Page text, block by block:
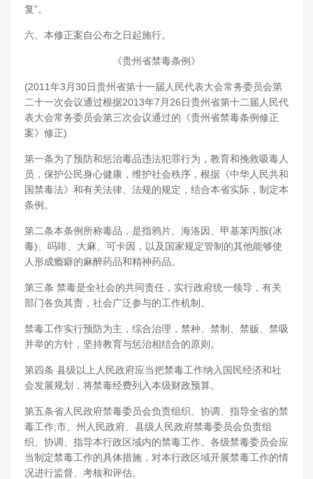
复”。
六、本修正案自公布之日起施行。
《贵州省禁毒条例》
(2011年3月30日贵州省第十一届人民代表大会常务委员会第
二十一次会议通过根据2013年7月26日贵州省第十二届人民代
表大会常务委员会第三次会议通过的《贵州省禁毒条例修正
案》修正)
第一条为了预防和惩治毒品违法犯罪行为，教育和挽救吸毒人
员，保护公民身心健康，维护社会秩序，根据《中华人民共和
国禁毒法》和有关法律、法规的规定，结合本省实际，制定本
条例。
第二条本条例所称毒品，是指鸦片、海洛因、甲基苯丙胺(冰
毒)、吗啡、大麻、可卡因，以及国家规定管制的其他能够使
人形成瘾癖的麻醉药品和精神药品。
第三条 禁毒是全社会的共同责任，实行政府统一领导，有关
部门各负其责，社会广泛参与的工作机制。
禁毒工作实行预防为主，综合治理，禁种、禁制、禁贩、禁吸
并举的方针，坚持教育与惩治相结合的原则。
第四条 县级以上人民政府应当把禁毒工作纳入国民经济和社
会发展规划，将禁毒经费列入本级财政预算。
第五条省人民政府禁毒委员会负责组织、协调、指导全省的禁
毒工作;市、州人民政府、县级人民政府禁毒委员会负责组
织、协调、指导本行政区域内的禁毒工作。各级禁毒委员会应
当制定禁毒工作的具体措施，对本行政区域开展禁毒工作的情
况进行监督、考核和评估。